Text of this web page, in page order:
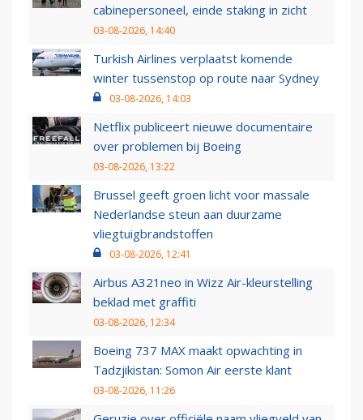
cabinepersoneel, einde staking in zicht
03-08-2026, 14:40
Turkish Airlines verplaatst komende
winter tussenstop op route naar Sydney
03-08-2026, 14:03
Netflix publiceert nieuwe documentaire
over problemen bij Boeing
03-08-2026, 13:22
Brussel geeft groen licht voor massale
Nederlandse steun aan duurzame
vliegtuigbrandstoffen
03-08-2026, 12:41
Airbus A321neo in Wizz Air-kleurstelling
beklad met graffiti
03-08-2026, 12:34
Boeing 737 MAX maakt opwachting in
Tadzjikistan: Somon Air eerste klant
03-08-2026, 11:26